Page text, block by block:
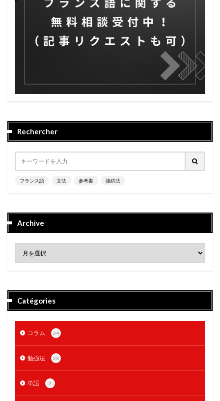
Rechercher
フランス語 文法 参考書 接続法
Archive
Catégories
コラム 24
勉強法 23
単語 2